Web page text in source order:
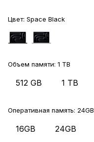
Цвет: Space Black
Объем памяти: 1 TB
512 GB 1 TB
Оперативная память: 24GB
16GB 24GB